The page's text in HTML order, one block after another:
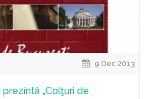
9 Dec 2013
„Colţuri de